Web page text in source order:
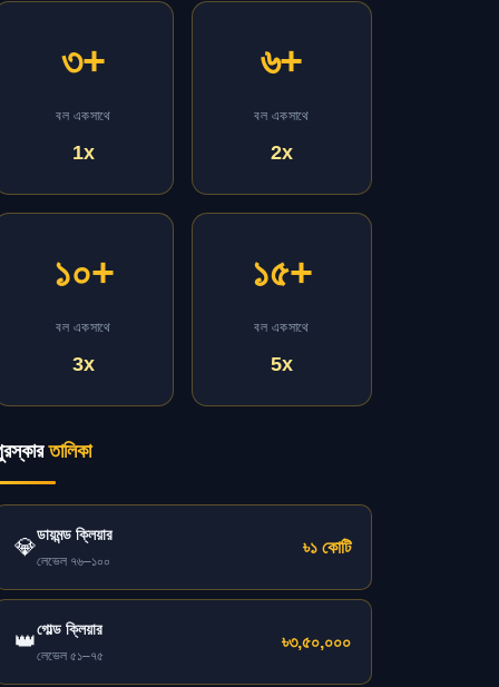
৩+
বল একসাথে
1x
৬+
বল একসাথে
2x
১০+
বল একসাথে
3x
১৫+
বল একসাথে
5x
তালিকা
💎ডায়মন্ড ক্লিয়ার
লেভেল ৭৬–১০০
৳১ কোটি
👑গোল্ড ক্লিয়ার
লেভেল ৫১–৭৫
৳৩,৫০,০০০